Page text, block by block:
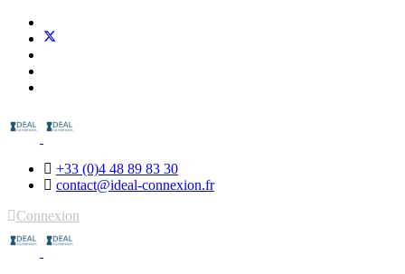
+33 (0)4 48 89 83 30
contact@ideal-connexion.fr
Connexion